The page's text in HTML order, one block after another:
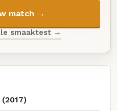
match →
smaaktest →